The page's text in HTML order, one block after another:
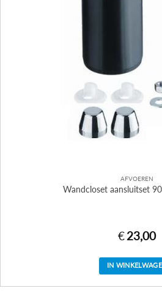
AFVOEREN
Wandcloset aansluitset
€23,00
IN